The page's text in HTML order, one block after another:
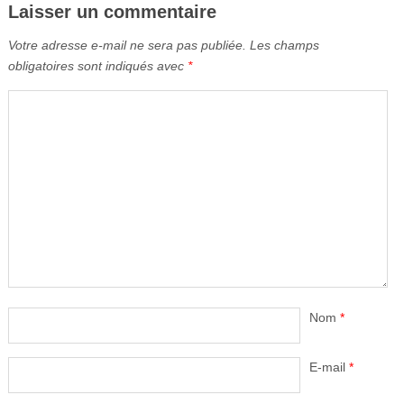
Laisser un commentaire
Votre adresse e-mail ne sera pas publiée. Les champs
obligatoires sont indiqués avec *
Nom *
E-mail *